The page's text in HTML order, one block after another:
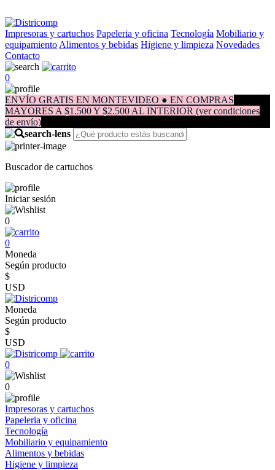
Impresoras y cartuchos Papeleria y oficina Tecnología Mobiliario y
equipamiento Alimentos y bebidas Higiene y limpieza Novedades
Contacto
0
ENVÍO GRATIS EN MONTEVIDEO ● EN COMPRAS
MAYORES A $1.500 Y $2.500 AL INTERIOR (ver condiciones
de envío)
Buscador de cartuchos
Iniciar sesión
0
0
Moneda
Según producto
$
USD
Moneda
Según producto
$
USD
0
0
Impresoras y cartuchos
Papeleria y oficina
Tecnología
Mobiliario y equipamiento
Alimentos y bebidas
Higiene y limpieza